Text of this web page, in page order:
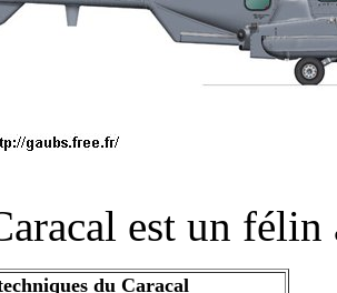
est un félin
du Caracal